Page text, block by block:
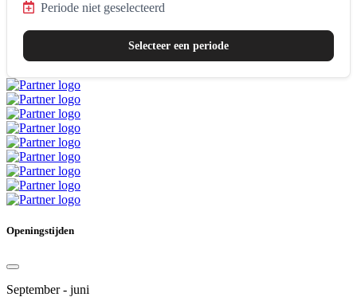
Periode niet geselecteerd
Selecteer een periode
Openingstijden
September - juni